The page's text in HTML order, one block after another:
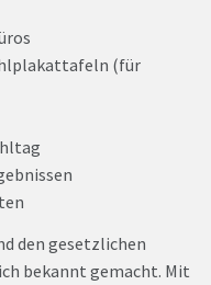
(für
den gesetzlichen
bekannt gemacht. Mit